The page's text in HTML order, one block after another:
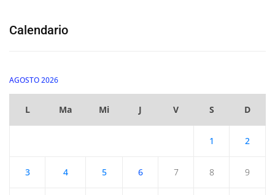
Calendario
AGOSTO 2026
L Ma Mi J V S D
1 2
3 4 5 6 7 8 9